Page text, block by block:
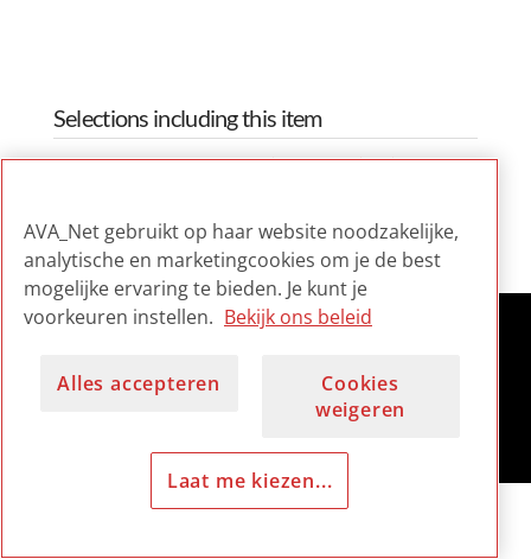
Selections including this item
TrendMonitor Audiovisuele
2022
AVA_Net gebruikt op haar website noodzakelijke,
analytische en marketingcookies om je de best
mogelijke ervaring te bieden. Je kunt je
voorkeuren instellen. Bekijk ons beleid
Alles accepteren
Cookies
weigeren
Laat me kiezen...